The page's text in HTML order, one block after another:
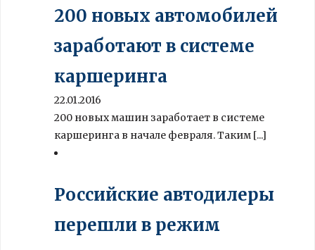
200 новых автомобилей
заработают в системе
каршеринга
22.01.2016
200 новых машин заработает в системе
каршеринга в начале февраля. Таким [...]
Российские автодилеры
перешли в режим